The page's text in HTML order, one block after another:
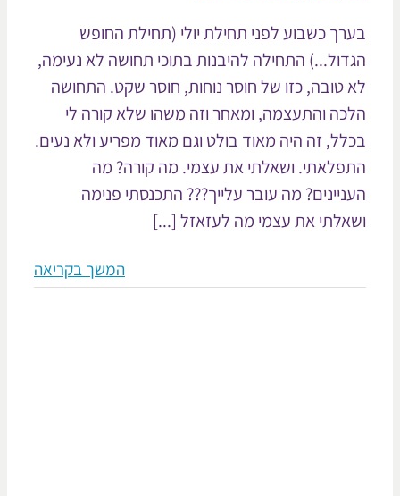
כשבוע לפני תחילת יולי (תחילת החופש
התחילה להיבנות בתוכי תחושה לא נעימה,
טובה, כזו של חוסר נוחות, חוסר שקט. התחושה
והתעצמה, ומאחר וזה משהו שלא קורה לי
זה היה מאוד בולט וגם מאוד מפריע ולא נעים.
ושאלתי את עצמי. מה קורה? מה
מה עובר עלייך??? התכנסתי פנימה
את עצמי מה לעזאזל [...]
המשך בקריאה
ארוחת חג
– לעבור